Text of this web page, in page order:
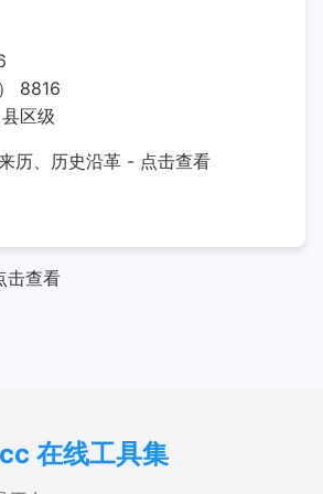
8816
区级
历、历史沿革 - 点击查看
击查看
在线工具集